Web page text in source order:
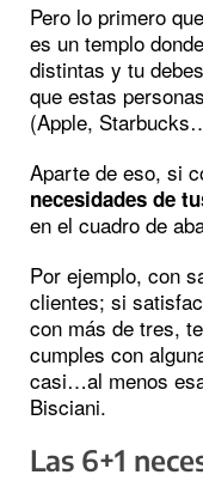
Pero lo primero
es un templo
distintas y tu
que estas
(Apple,
Aparte de eso, si
necesidades de
en el cuadro de
Por ejemplo, con
clientes; si
con más de tres,
cumples con
casi…al menos
Bisciani.
Las 6+1